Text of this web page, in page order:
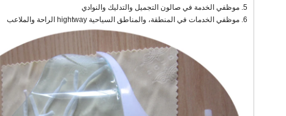
5. موظفي الخدمة في صالون التجميل والتدليك والنوادي
6. موظفي الخدمات في المنطقة، والمناطق السياحية hightway الراحة والملاعب